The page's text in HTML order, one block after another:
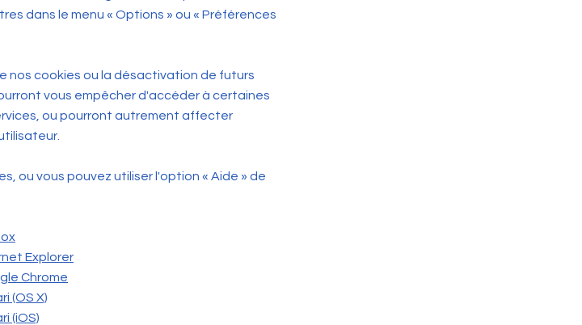
dans le menu « Options » ou « Préférences
nos cookies ou la désactivation de futurs
vous empêcher d'accéder à certaines
ou pourront autrement affecter
ou vous pouvez utiliser l'option « Aide » de
Explorer
Chrome
(OS X)
(iOS)